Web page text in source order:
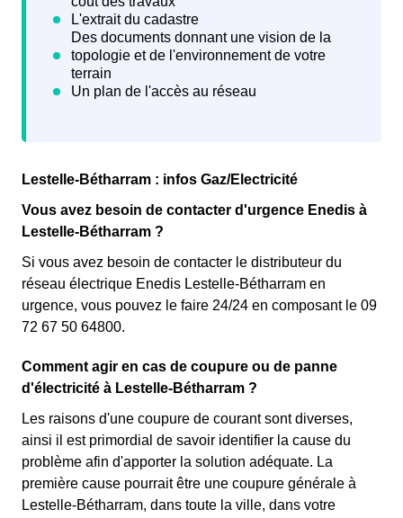
Lestelle-Bétharram : infos Gaz/Electricité
Vous avez besoin de contacter d'urgence Enedis à
Lestelle-Bétharram ?
Si vous avez besoin de contacter le distributeur du
réseau électrique Enedis Lestelle-Bétharram en
urgence, vous pouvez le faire 24/24 en composant le 09
72 67 50 64800.
Comment agir en cas de coupure ou de panne
d'électricité à Lestelle-Bétharram ?
Les raisons d'une coupure de courant sont diverses,
ainsi il est primordial de savoir identifier la cause du
problème afin d'apporter la solution adéquate. La
première cause pourrait être une coupure générale à
Lestelle-Bétharram, dans toute la ville, dans votre